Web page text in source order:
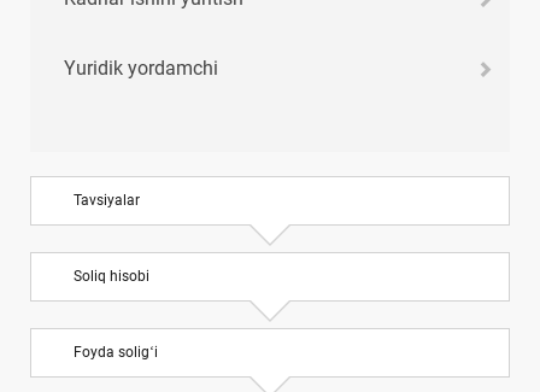
Yuridik yordamchi
Tavsiyalar
Soliq hisobi
Foyda soligʻi